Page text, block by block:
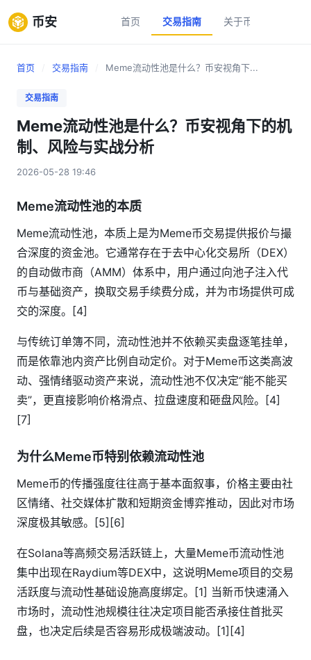
币安 首页 交易指南 关于币安
首页 交易指南 Meme流动性池是什么？币安视角下...
交易指南
Meme流动性池是什么？币安视角下的机
制、风险与实战分析
2026-05-28 19:46
Meme流动性池的本质
Meme流动性池，本质上是为Meme币交易提供报价与撮
合深度的资金池。它通常存在于去中心化交易所（DEX）
的自动做市商（AMM）体系中，用户通过向池子注入代
币与基础资产，换取交易手续费分成，并为市场提供可成
交的深度。[4]
与传统订单簿不同，流动性池并不依赖买卖盘逐笔挂单，
而是依靠池内资产比例自动定价。对于Meme币这类高波
动、强情绪驱动资产来说，流动性池不仅决定“能不能买
卖”，更直接影响价格滑点、拉盘速度和砸盘风险。[4]
[7]
为什么Meme币特别依赖流动性池
Meme币的传播强度往往高于基本面叙事，价格主要由社
区情绪、社交媒体扩散和短期资金博弈推动，因此对市场
深度极其敏感。[5][6]
在Solana等高频交易活跃链上，大量Meme币流动性池
集中出现在Raydium等DEX中，这说明Meme项目的交易
活跃度与流动性基础设施高度绑定。[1] 当新币快速涌入
市场时，流动性池规模往往决定项目能否承接住首批买
盘，也决定后续是否容易形成极端波动。[1][4]